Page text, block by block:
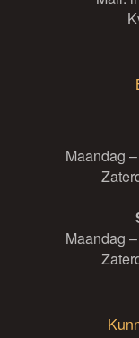
Maandag
Maandag